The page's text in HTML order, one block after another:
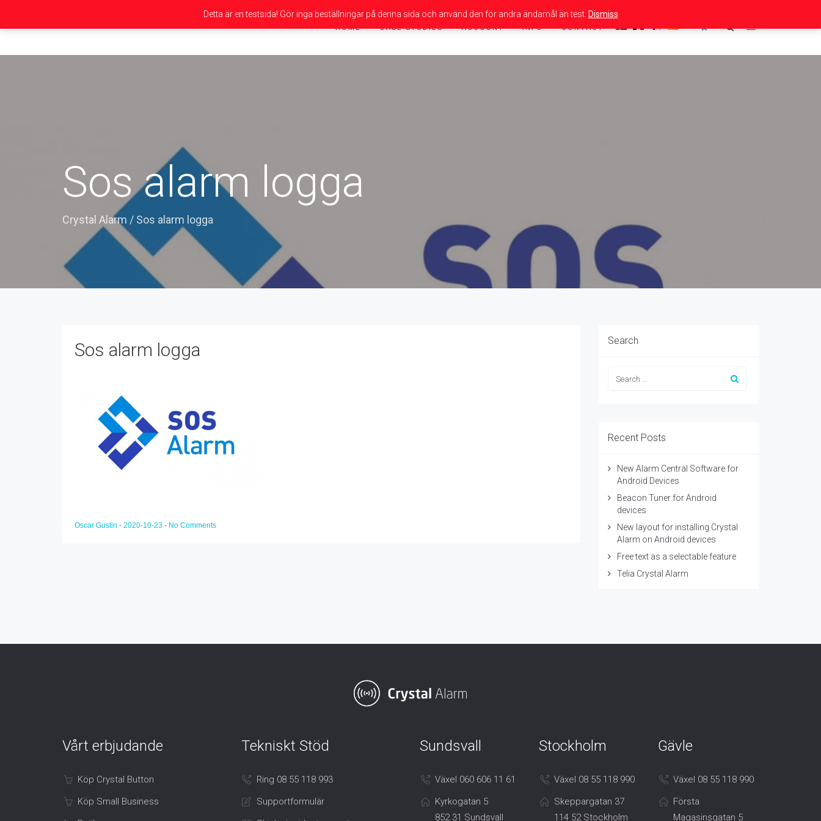
HOME CASE STUDIES ACCOUNT INFO CONTACT
Sos alarm logga
Crystal Alarm / Sos alarm logga
Sos alarm logga
Oscar Gustin - 2020-10-23 - No Comments
Search
Recent Posts
New Alarm Central Software for
Android Devices
Beacon Tuner for Android
devices
New layout for installing Crystal
Alarm on Android devices
Free text as a selectable feature
Telia Crystal Alarm
Vårt erbjudande
Köp Crystal Button
Köp Small Business
Tekniskt Stöd
Ring 08 55 118 993
Supportformulär
Sundsvall
Växel 060 606 11 61
Kyrkogatan 5
852 31 Sundsvall
Stockholm
Växel 08 55 118 990
Skeppargatan 37
114 52 Stockholm
Gävle
Växel 08 55 118 990
Första
Magasinsgatan 5
Detta är en testsida! Gör inga beställningar på denna sida och använd den för andra ändamål än test. Dismiss